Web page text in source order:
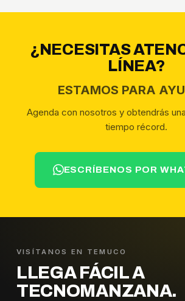
¿NECESITAS
LÍNEA?
ESTAMOS PARA
Agenda con nosotros y obtendrás
tiempo récord.
ESCRÍBENOS POR
VISÍTANOS EN TEMUCO
LLEGA FÁCIL A
TECNOMANZANA.